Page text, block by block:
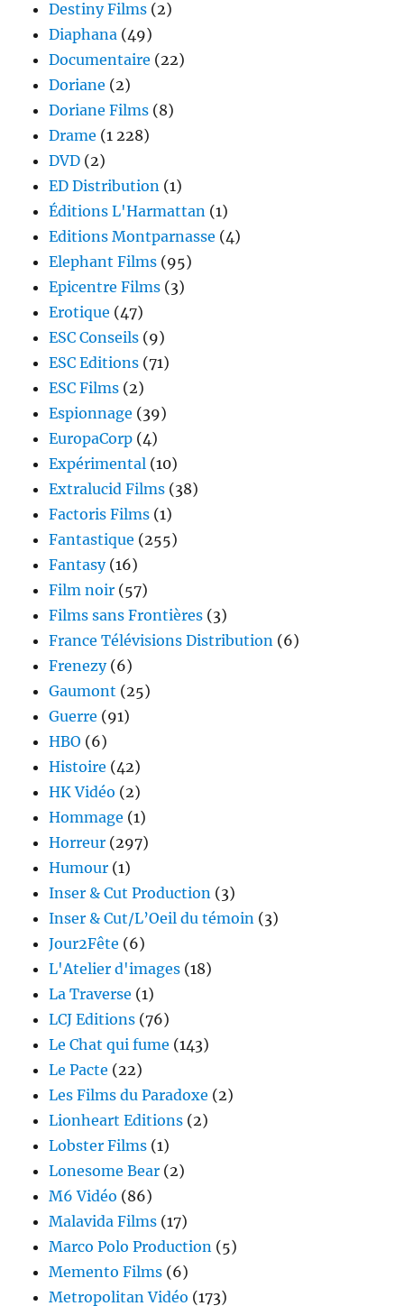
Destiny Films (2)
Diaphana (49)
Documentaire (22)
Doriane (2)
Doriane Films (8)
Drame (1 228)
DVD (2)
ED Distribution (1)
Éditions L'Harmattan (1)
Editions Montparnasse (4)
Elephant Films (95)
Epicentre Films (3)
Erotique (47)
ESC Conseils (9)
ESC Editions (71)
ESC Films (2)
Espionnage (39)
EuropaCorp (4)
Expérimental (10)
Extralucid Films (38)
Factoris Films (1)
Fantastique (255)
Fantasy(16)
Film noir (57)
Films sans Frontières (3)
France Télévisions Distribution (6)
Frenezy(6)
Gaumont (25)
Guerre (91)
HBO (6)
Histoire (42)
HK Vidéo (2)
Hommage (1)
Horreur (297)
Humour (1)
Inser & Cut Production (3)
Inser & Cut/L’Oeil du témoin (3)
Jour2Fête (6)
L'Atelier d'images (18)
La Traverse (1)
LCJ Editions (76)
Le Chat qui fume (143)
Le Pacte (22)
Les Films du Paradoxe (2)
Lionheart Editions (2)
Lobster Films (1)
Lonesome Bear (2)
M6 Vidéo (86)
Malavida Films (17)
Marco Polo Production (5)
Memento Films (6)
Metropolitan Vidéo (173)